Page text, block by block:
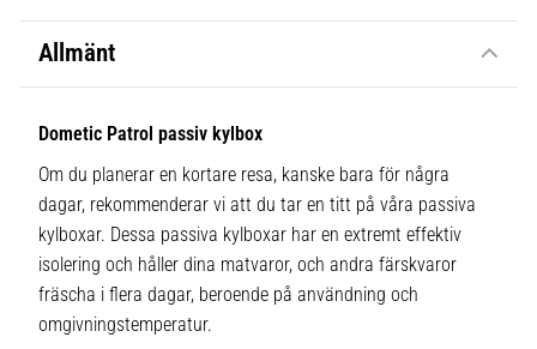
Allmänt
Dometic Patrol passiv kylbox
Om du planerar en kortare resa, kanske bara för några
dagar, rekommenderar vi att du tar en titt på våra passiva
kylboxar. Dessa passiva kylboxar har en extremt effektiv
isolering och håller dina matvaror, och andra färskvaror
fräscha i flera dagar, beroende på användning och
omgivningstemperatur.